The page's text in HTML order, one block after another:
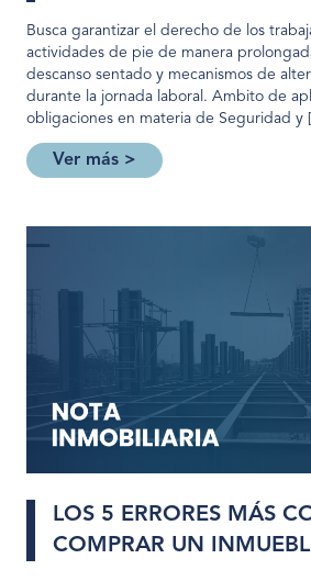
Busca garantizar el derecho de los
actividades de pie de manera
descanso sentado y mecanismos de
durante la jornada laboral. Ambito de
obligaciones en materia de Seguridad y
Ver más >
LOS 5 ERRORES MÁS
COMPRAR UN